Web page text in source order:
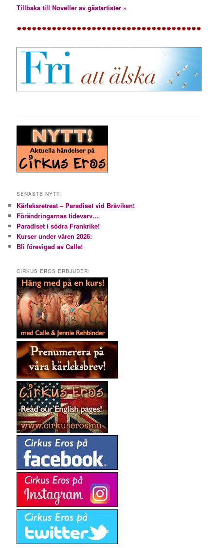
Tillbaka till Noveller av gästartister »
SENASTE NYTT:
Kärleksretreat – Paradiset vid Bråviken!
Förändringarnas tidevarv…
Paradiset i södra Frankrike!
Kurser under våren 2026:
Bli förevigad av Calle!
CIRKUS EROS ERBJUDER: